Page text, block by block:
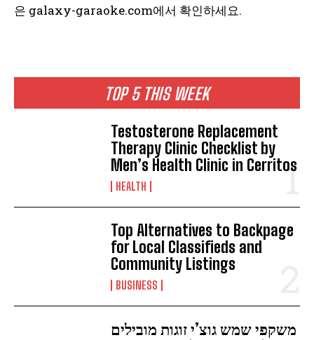
TOP 5 THIS WEEK
Testosterone Replacement
Therapy Clinic Checklist by
Men’s Health Clinic in Cerritos
HEALTH
Top Alternatives to Backpage
for Local Classifieds and
Community Listings
BUSINESS
משקפי שמש גוצ’י זוגות מובילים
은 galaxy-garaoke.com에서 확인하세요.